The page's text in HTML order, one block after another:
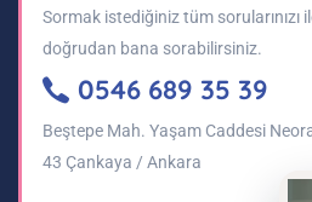
Sormak istediğiniz tüm sorularınızı
doğrudan bana sorabilirsiniz.
0546 689 35 39
Beştepe Mah. Yaşam Caddesi
43 Çankaya / Ankara